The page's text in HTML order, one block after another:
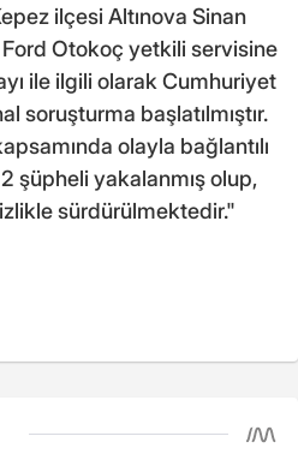
ilçesi Altınova Sinan
Otokoç yetkili servisine
ile ilgili olarak Cumhuriyet
soruşturma başlatılmıştır.
olayla bağlantılı
şüpheli yakalanmış olup,
sürdürülmektedir."